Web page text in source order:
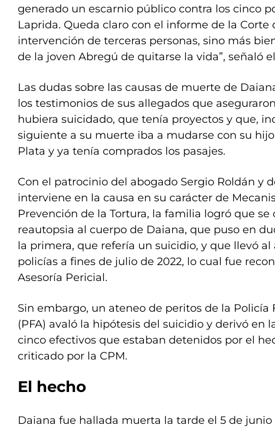
generado un escarnio público contra los cinco
Laprida. Queda claro con el informe de la Corte
intervención de terceras personas, sino más
de la joven Abregú de quitarse la vida”, señaló
Las dudas sobre las causas de muerte de
los testimonios de sus allegados que
hubiera suicidado, que tenía proyectos y que,
siguiente a su muerte iba a mudarse con su
Plata y ya tenía comprados los pasajes.
Con el patrocinio del abogado Sergio Roldán y
interviene en la causa en su carácter de
Prevención de la Tortura, la familia logró que se
reautopsia al cuerpo de Daiana, que puso en
la primera, que refería un suicidio, y que llevó al
policías a fines de julio de 2022, lo cual fue
Asesoría Pericial.
Sin embargo, un ateneo de peritos de la Policía
(PFA) avaló la hipótesis del suicidio y derivó en
cinco efectivos que estaban detenidos por el
criticado por la CPM.
El hecho
Daiana fue hallada muerta la tarde el 5 de